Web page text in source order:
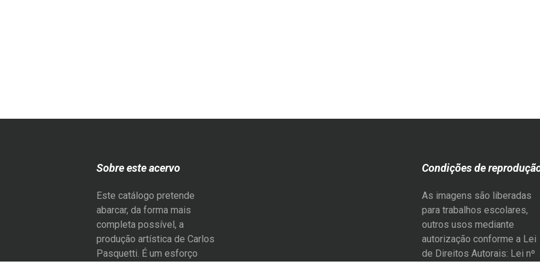
Sobre este acervo
Este catálogo pretende
abarcar, da forma mais
completa possível, a
produção artística de Carlos
Pasquetti. É um esforço
Condições de
As imagens são liberadas
para trabalhos escolares,
outros usos mediante
autorização conforme a Lei
de Direitos Autorais: Lei nº